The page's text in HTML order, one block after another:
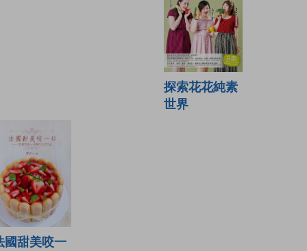
探索花花純素
世界
國甜美咬一